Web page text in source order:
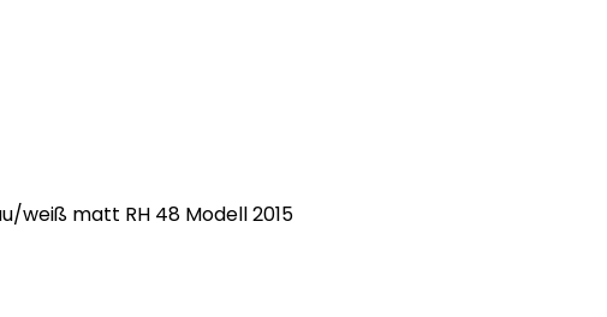
weiß matt RH 48 Modell 2015